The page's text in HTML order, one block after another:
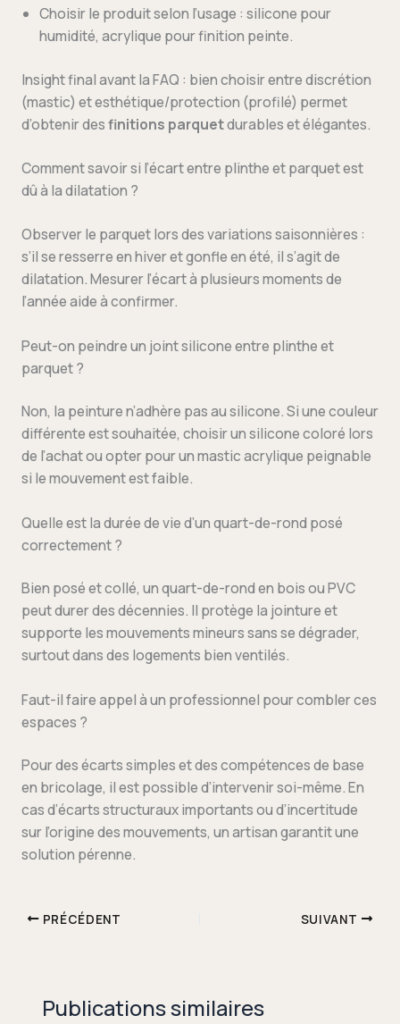
Choisir le produit selon l’usage : silicone pour
humidité, acrylique pour finition peinte.
Insight final avant la FAQ : bien choisir entre discrétion
(mastic) et esthétique/protection (profilé) permet
d’obtenir desfinitions parquetdurables et élégantes.
Comment savoir si l’écart entre plinthe et parquet est
dû à la dilatation ?
Observer le parquet lors des variations saisonnières :
s’il se resserre en hiver et gonfle en été, il s’agit de
dilatation. Mesurer l’écart à plusieurs moments de
l’année aide à confirmer.
Peut-on peindre un joint silicone entre plinthe et
parquet ?
Non, la peinture n’adhère pas au silicone. Si une couleur
différente est souhaitée, choisir un silicone coloré lors
de l’achat ou opter pour un mastic acrylique peignable
si le mouvement est faible.
Quelle est la durée de vie d’un quart-de-rond posé
correctement ?
Bien posé et collé, un quart-de-rond en bois ou PVC
peut durer des décennies. Il protège la jointure et
supporte les mouvements mineurs sans se dégrader,
surtout dans des logements bien ventilés.
Faut-il faire appel à un professionnel pour combler ces
espaces ?
Pour des écarts simples et des compétences de base
en bricolage, il est possible d’intervenir soi-même. En
cas d’écarts structuraux importants ou d’incertitude
sur l’origine des mouvements, un artisan garantit une
solution pérenne.
PRÉCÉDENT SUIVANT
Publications similaires